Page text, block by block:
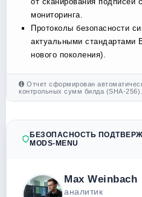
мониторинга.
Протоколы безопасности
актуальными стандартами
нового поколения).
Отчет сформирован
контрольных сумм билда (SHA-256).
БЕЗОПАСНОСТЬ
MODS-MENU
Max Weinbach
аналитик